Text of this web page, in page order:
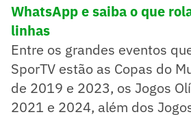
WhatsApp e saiba o que
linhas
Entre os grandes eventos
SporTV estão as Copas do
de 2019 e 2023, os Jogos
2021 e 2024, além dos